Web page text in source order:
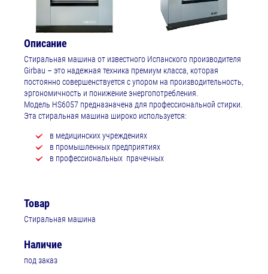
Описание
Стиральная машина от известного Испанского производителя
Girbau – это надежная техника премиум класса, которая
постоянно совершенствуется с упором на производительность,
эргономичность и понижение энергопотребления.
Модель HS6057 предназначена для профессиональной стирки.
Эта стиральная машина широко используется:
в медицинских учреждениях
в промышленных предприятиях
в профессиональных прачечных
Товар
Стиральная машина
Наличие
под заказ